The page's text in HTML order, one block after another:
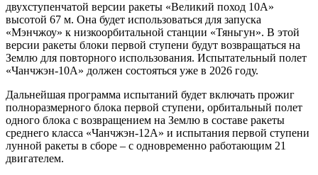
двухступенчатой версии ракеты «Великий поход 10A»
высотой 67 м. Она будет использоваться для запуска
«Мэнчжоу» к низкоорбитальной станции «Тяньгун». В этой
версии ракеты блоки первой ступени будут возвращаться на
Землю для повторного использования. Испытательный полет
«Чанчжэн-10А» должен состояться уже в 2026 году.
Дальнейшая программа испытаний будет включать прожиг
полноразмерного блока первой ступени, орбитальный полет
одного блока с возвращением на Землю в составе ракеты
среднего класса «Чанчжэн-12А» и испытания первой ступени
лунной ракеты в сборе – с одновременно работающим 21
двигателем.